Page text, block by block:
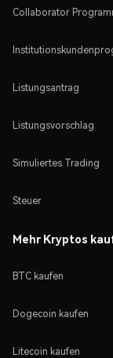
Collaborator
Listungsantrag
Listungsvorschlag
Simuliertes Trading
Steuer
Mehr Kryptos
BTC kaufen
Dogecoin kaufen
Litecoin kaufen